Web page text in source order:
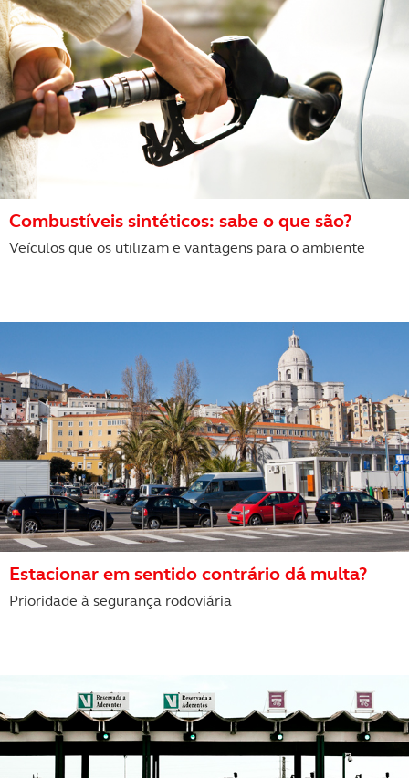
tecnologias similares pode ter impacto na sua
experiência de navegação no Website e nos serviços
disponibilizados.
Consulte a política de cookies do site.
Combustíveis sintéticos: sabe o que são?
Veículos que os utilizam e vantagens para o ambiente
Estacionar em sentido contrário dá multa?
Prioridade à segurança rodoviária